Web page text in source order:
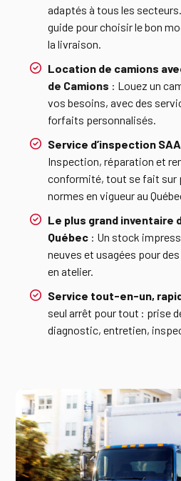
adaptés à tous les
guide pour choisir le bon
la livraison.
Location de camions
de Camions : Louez un
vos besoins, avec des
forfaits personnalisés.
Service d’inspection
Inspection, réparation et
conformité, tout se fait sur
normes en vigueur au
Le plus grand inventaire
Québec : Un stock
neuves et usagées pour
en atelier.
Service tout-en-un,
seul arrêt pour tout : prise
diagnostic, entretien,